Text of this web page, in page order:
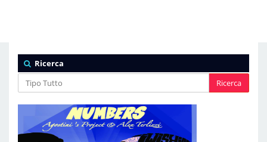
Ricerca
Ricerca